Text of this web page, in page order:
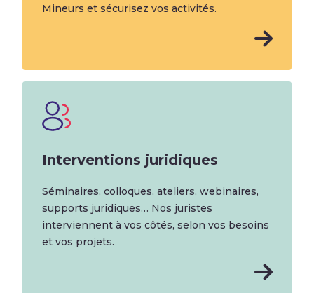
Mineurs et sécurisez vos activités.
Interventions juridiques
Séminaires, colloques, ateliers, webinaires,
supports juridiques… Nos juristes
interviennent à vos côtés, selon vos besoins
et vos projets.